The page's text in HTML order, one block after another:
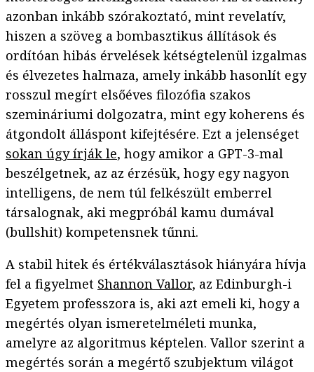
azonban inkább szórakoztató, mint revelatív,
hiszen a szöveg a bombasztikus állítások és
ordítóan hibás érvelések kétségtelenül izgalmas
és élvezetes halmaza, amely inkább hasonlít egy
rosszul megírt elsőéves filozófia szakos
szemináriumi dolgozatra, mint egy koherens és
átgondolt álláspont kifejtésére. Ezt a jelenséget
sokan úgy írják le, hogy amikor a GPT-3-mal
beszélgetnek, az az érzésük, hogy egy nagyon
intelligens, de nem túl felkészült emberrel
társalognak, aki megpróbál kamu dumával
(bullshit) kompetensnek tűnni.
A stabil hitek és értékválasztások hiányára hívja
fel a figyelmet Shannon Vallor, az Edinburgh-i
Egyetem professzora is, aki azt emeli ki, hogy a
megértés olyan ismeretelméleti munka,
amelyre az algoritmus képtelen. Vallor szerint a
megértés során a megértő szubjektum világot